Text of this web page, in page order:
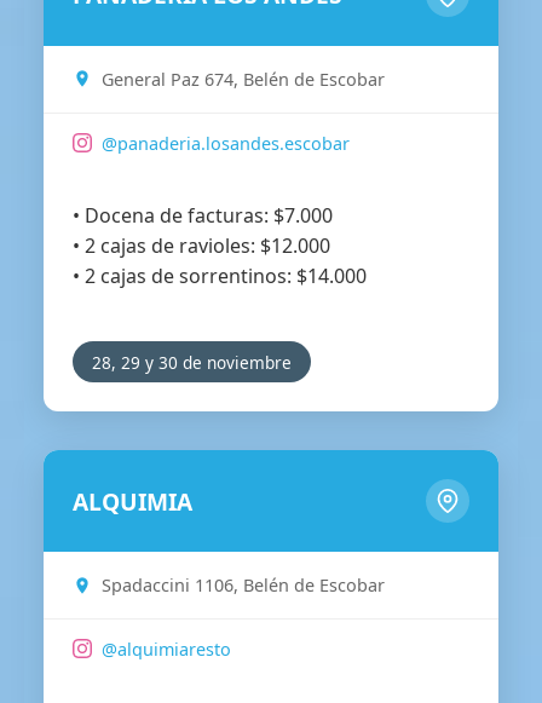
General Paz 674, Belén de Escobar
@panaderia.losandes.escobar
• Docena de facturas: $7.000
• 2 cajas de ravioles: $12.000
• 2 cajas de sorrentinos: $14.000
28, 29 y 30 de noviembre
ALQUIMIA
Spadaccini 1106, Belén de Escobar
@alquimiaresto